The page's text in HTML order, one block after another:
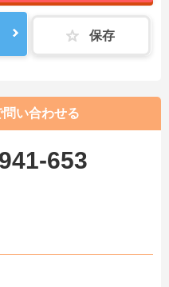
保存
い合わせる
653